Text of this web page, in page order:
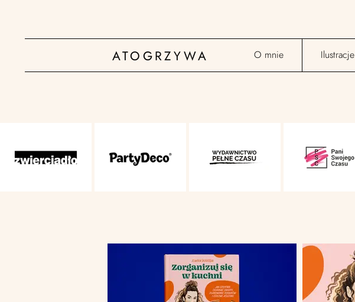
O mnie Ilustracje
ATOGRZYWA